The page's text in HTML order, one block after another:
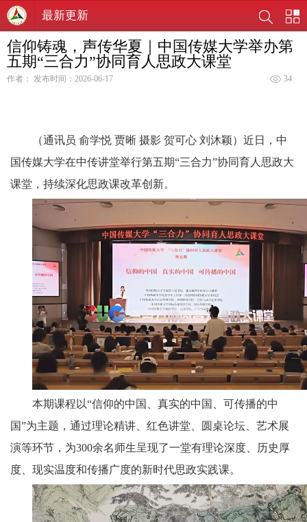
最新更新
信仰铸魂，声传华夏｜中国传媒大学举办第
五期“三合力”协同育人思政大课堂
作者： 34
发布时间：2026-06-17
（通讯员 俞学悦 贾晰 摄影 贺可心 刘沐颖）近日，中
国传媒大学在中传讲堂举行第五期“三合力”协同育人思政大
课堂，持续深化思政课改革创新。
本期课程以“信仰的中国、真实的中国、可传播的中
国”为主题，通过理论精讲、红色讲堂、圆桌论坛、艺术展
演等环节，为300余名师生呈现了一堂有理论深度、历史厚
度、现实温度和传播广度的新时代思政实践课。